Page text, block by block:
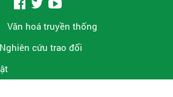
Văn hoá truyền thống
Nghiên cứu trao đổi